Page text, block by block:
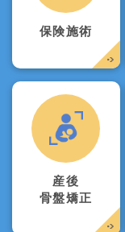
保険施術
産後
骨盤矯正